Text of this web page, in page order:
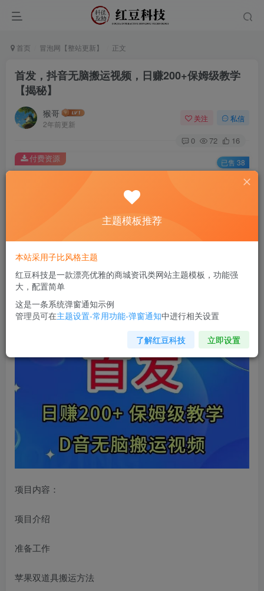
首页 冒泡网【整站更新】 正文
首发，抖音无脑搬运视频，日赚200+保姆级教学
【揭秘】
猴哥
2年前更新
关注 私信
0 72 16
此内容为付费资源，请付费后查看
￥9.9
您当前未登录！建议登陆后购买，可保存购买订单
付费资源 已售 38
首发，抖音无脑搬运视频，日赚200+保姆级教学【揭秘】
项目内容：
项目介绍
准备工作
苹果双道具搬运方法
主题模板推荐
本站采用子比风格主题
红豆科技是一款漂亮优雅的商城资讯类网站主题模板，功能强
大，配置简单
这是一条系统弹窗通知示例
管理员可在主题设置-常用功能-弹窗通知中进行相关设置
了解红豆科技 立即设置